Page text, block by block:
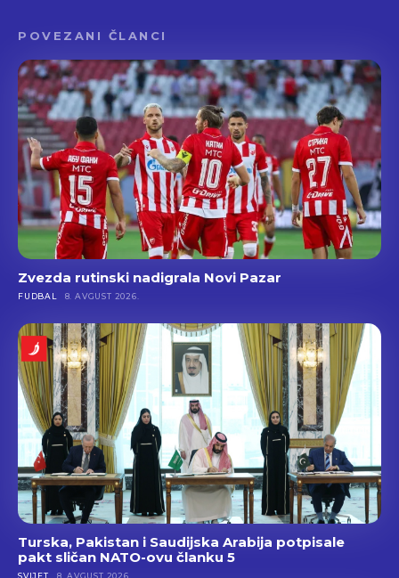
POVEZANI ČLANCI
Zvezda rutinski nadigrala Novi Pazar
FUDBAL 8. AVGUST 2026.
Turska, Pakistan i Saudijska Arabija potpisale
pakt sličan NATO-ovu članku 5
SVIJET 8. AVGUST 2026.